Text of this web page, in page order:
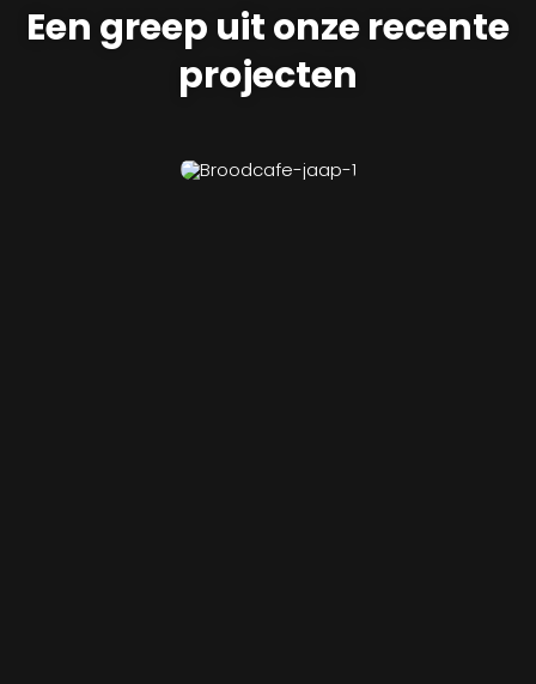
Een greep uit onze recente
projecten